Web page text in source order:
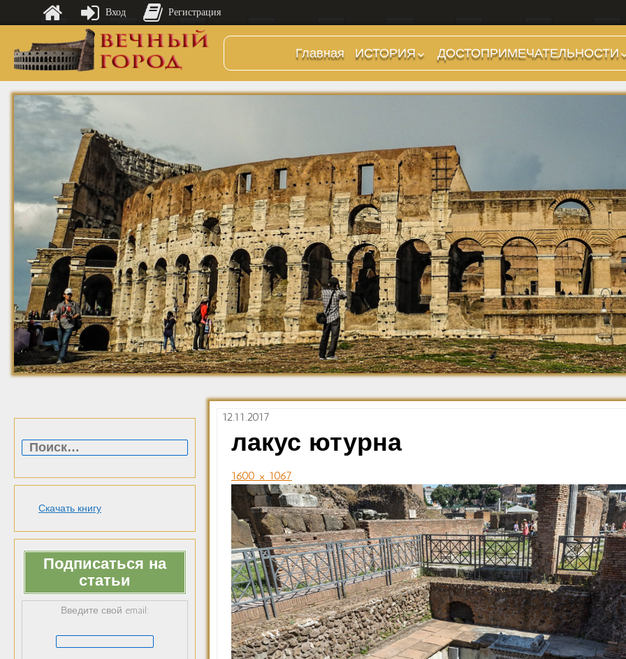
Главная
ИСТОРИЯ
Предыстория
Царский период
(509-265 гг до н.э.)
Поздняя Республика
(264-27 гг до н.э.)
Империя. Принципат
(27 г до н.э. — 284 г
н.э.)
Империя. Доминат
(284-476 гг)
Темные Века. Готы
Темные Века.
Экзархат
Средневековье
Возрождение и
Барокко
ДОСТОПРИМЕЧАТЕЛЬНОСТИ
Холмы и остров.
Районы
Стадионы, Термы
Музеи
Дохристианские
храмы
Христианские храмы,
базилики etc.
Дворцы
Арки, колонны и
обелиски
Фонтаны
Скачать книгу
Подписаться на
статьи
Введите свой email:
12.11.2017
лакус ютурна
1600 × 1067
Вход Регистрация